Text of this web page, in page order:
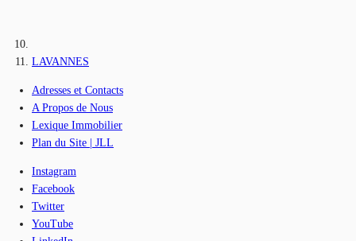
LAVANNES
Adresses et Contacts
A Propos de Nous
Lexique Immobilier
Plan du Site | JLL
Instagram
Facebook
Twitter
YouTube